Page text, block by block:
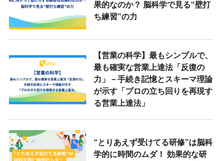
果的なのか？ 脳科学で見る“壁打
ち練習”の力
【営業の科学】最もシンプルで、
最も確実な営業上達法「反復の
力」－手続き記憶とスキーマ理論
が示す「プロの立ち回りを再現す
る営業上達法」
“とりあえず受けてる研修”は脳科
学的に時間のムダ！ 効果的な研